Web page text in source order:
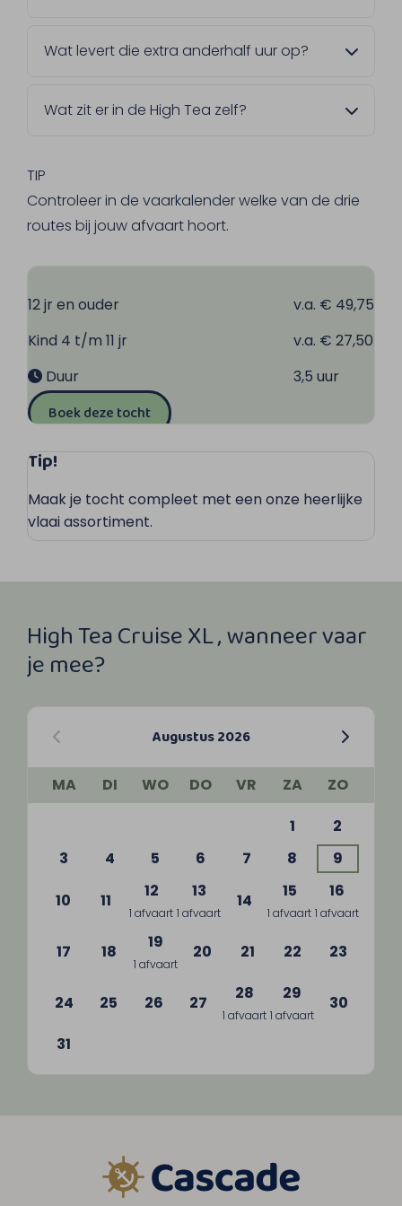
Sluiscruise of de Sluizentocht. In de
gekozen datum wordt gevaren.
Wat levert die extra anderhalf uur op?
onze langere routes. Wat je onderweg ziet,
Wat zit er in de High Tea zelf?
volgen hartige broodjes, warme minihapjes,
scones met clotted cream en marmelade
en verschillende zoete lekkernijen. Koffie en
TIP
Controleer in de vaarkalender welke van de drie
routes bij jouw afvaart hoort.
12 jr en ouder
v.a. € 49,75
Kind 4 t/m 11 jr
v.a. € 27,50
Duur
3,5 uur
Boek deze tocht
Tip!
Maak je tocht compleet met een onze heerlijke
vlaai assortiment.
High Tea Cruise XL , wanneer vaar
je mee?
Augustus 2026
MA DI WO DO VR ZA
ZO
1
2
3
4 5 6 7 8 9
10 11 12
1 afvaart
13
1 afvaart
14 15
1 afvaart
16
1 afvaart
17 18 19
1 afvaart
20 21 22 23
24 25 26 27 28
1 afvaart
29
1 afvaart
30
31